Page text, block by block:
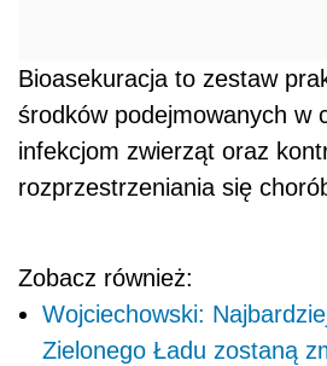
Bioasekuracja to zestaw
środków podejmowanych w
infekcjom zwierząt oraz
rozprzestrzeniania się
Zobacz również:
Wojciechowski:
Zielonego Ładu zostaną